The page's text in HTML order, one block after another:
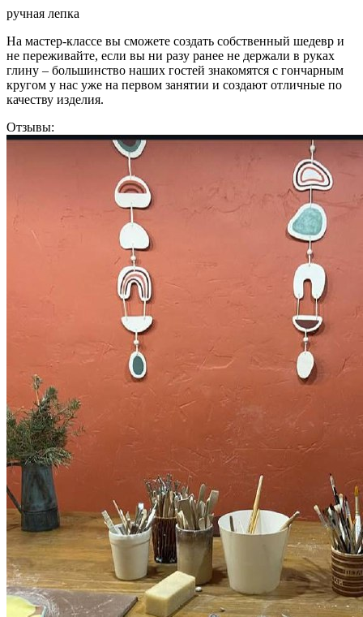
ручная лепка
На мастер-классе вы сможете создать собственный шедевр и
не переживайте, если вы ни разу ранее не держали в руках
глину – большинство наших гостей знакомятся с гончарным
кругом у нас уже на первом занятии и создают отличные по
качеству изделия.
Отзывы: